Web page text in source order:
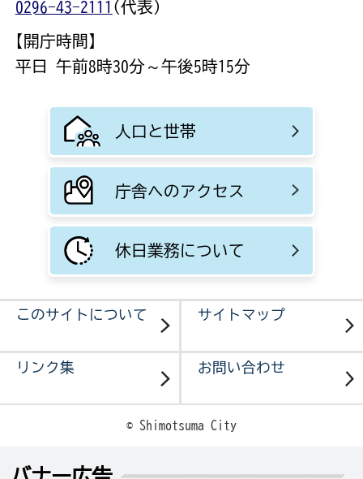
0296-43-2111 (代表)
【開庁時間】
平日 午前8時30分～午後5時15分
人口と世帯
庁舎へのアクセス
休日業務について
このサイトについて サイトマップ
リンク集 お問い合わせ
© Shimotsuma City